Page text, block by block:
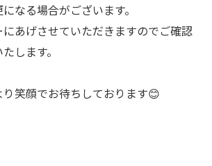
なる場合がございます。
あげさせていただきますのでご確認
します。
笑顔でお待ちしております😊